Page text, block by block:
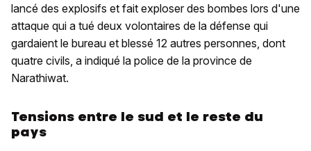
lancé des explosifs et fait exploser des bombes lors d'une
attaque qui a tué deux volontaires de la défense qui
gardaient le bureau et blessé 12 autres personnes, dont
quatre civils, a indiqué la police de la province de
Narathiwat.
Tensions entre le sud et le reste du
pays